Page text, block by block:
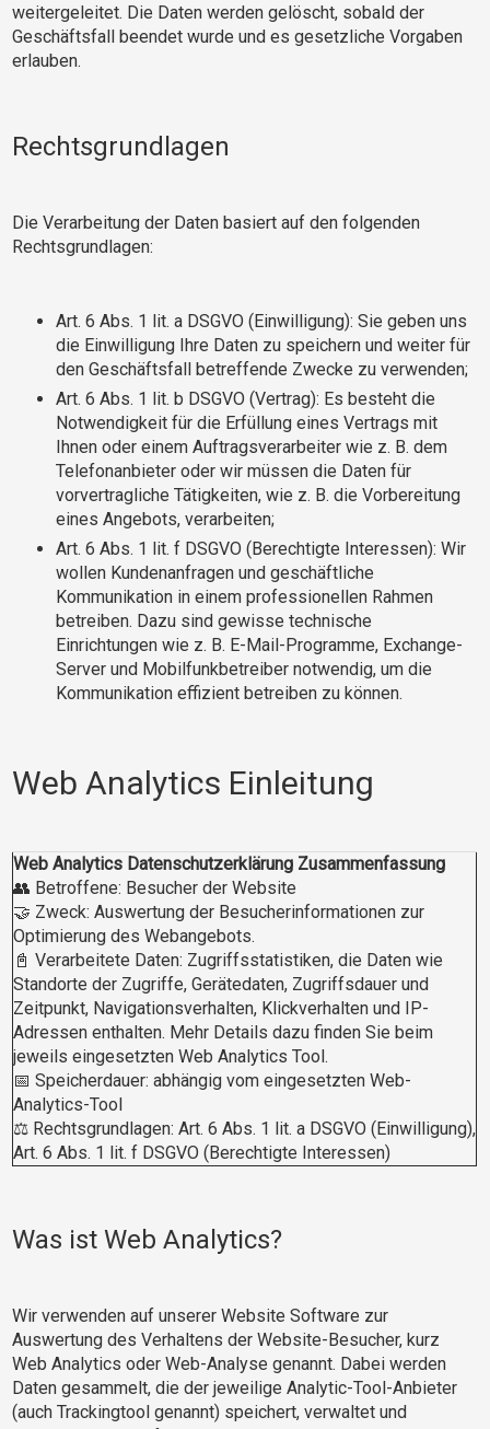
weitergeleitet. Die Daten werden gelöscht, sobald der
Geschäftsfall beendet wurde und es gesetzliche Vorgaben
erlauben.
Rechtsgrundlagen
Die Verarbeitung der Daten basiert auf den folgenden
Rechtsgrundlagen:
Art. 6 Abs. 1 lit. a DSGVO (Einwilligung): Sie geben uns
die Einwilligung Ihre Daten zu speichern und weiter für
den Geschäftsfall betreffende Zwecke zu verwenden;
Art. 6 Abs. 1 lit. b DSGVO (Vertrag): Es besteht die
Notwendigkeit für die Erfüllung eines Vertrags mit
Ihnen oder einem Auftragsverarbeiter wie z. B. dem
Telefonanbieter oder wir müssen die Daten für
vorvertragliche Tätigkeiten, wie z. B. die Vorbereitung
eines Angebots, verarbeiten;
Art. 6 Abs. 1 lit. f DSGVO (Berechtigte Interessen): Wir
wollen Kundenanfragen und geschäftliche
Kommunikation in einem professionellen Rahmen
betreiben. Dazu sind gewisse technische
Einrichtungen wie z. B. E-Mail-Programme, Exchange-
Server und Mobilfunkbetreiber notwendig, um die
Kommunikation effizient betreiben zu können.
Web Analytics Einleitung
Web Analytics Datenschutzerklärung Zusammenfassung
👥 Betroffene: Besucher der Website
🤝 Zweck: Auswertung der Besucherinformationen zur
Optimierung des Webangebots.
📓 Verarbeitete Daten: Zugriffsstatistiken, die Daten wie
Standorte der Zugriffe, Gerätedaten, Zugriffsdauer und
Zeitpunkt, Navigationsverhalten, Klickverhalten und IP-
Adressen enthalten. Mehr Details dazu finden Sie beim
jeweils eingesetzten Web Analytics Tool.
📅 Speicherdauer: abhängig vom eingesetzten Web-
Analytics-Tool
⚖️ Rechtsgrundlagen: Art. 6 Abs. 1 lit. a DSGVO (Einwilligung),
Art. 6 Abs. 1 lit. f DSGVO (Berechtigte Interessen)
Was ist Web Analytics?
Wir verwenden auf unserer Website Software zur
Auswertung des Verhaltens der Website-Besucher, kurz
Web Analytics oder Web-Analyse genannt. Dabei werden
Daten gesammelt, die der jeweilige Analytic-Tool-Anbieter
(auch Trackingtool genannt) speichert, verwaltet und